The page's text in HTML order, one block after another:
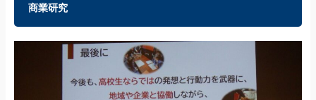
商業研究